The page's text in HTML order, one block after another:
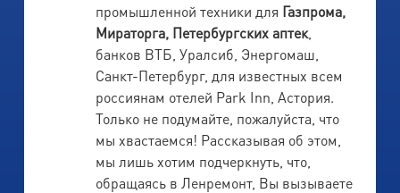
промышленной техники для Газпрома,
Мираторга, Петербургских аптек,
банков ВТБ, Уралсиб, Энергомаш,
Санкт-Петербург, для известных всем
россиянам отелей Park Inn, Астория.
Только не подумайте, пожалуйста, что
мы хвастаемся! Рассказывая об этом,
мы лишь хотим подчеркнуть, что,
обращаясь в Ленремонт, Вы вызываете